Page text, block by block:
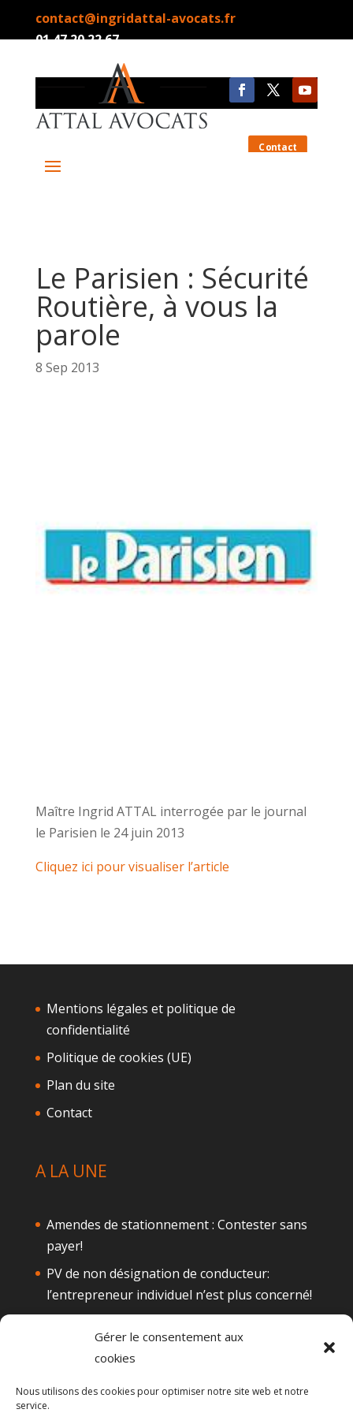
Gérer le consentement aux
cookies
Nous utilisons des cookies pour optimiser notre site web et notre
service.
contact@ingridattal-avocats.fr
01.47.20.22.67
Contact
Le Parisien : Sécurité
Routière, à vous la
parole
8 Sep 2013
Maître Ingrid ATTAL interrogée par le journal
le Parisien le 24 juin 2013
Cliquez ici pour visualiser l’article
Mentions légales et politique de
confidentialité
Politique de cookies (UE)
Plan du site
Contact
A LA UNE
Amendes de stationnement : Contester sans
payer!
PV de non désignation de conducteur:
l’entrepreneur individuel n’est plus concerné!
suspension de permis
Le permis de conduire probatoire